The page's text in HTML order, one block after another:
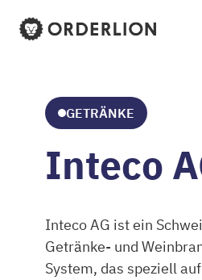
GETRÄNKE
Inteco
Inteco AG ist ein
Getränke- und
System, das speziell